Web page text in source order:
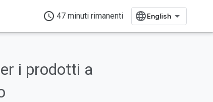
access_time 47 minuti rimanenti
i prodotti a